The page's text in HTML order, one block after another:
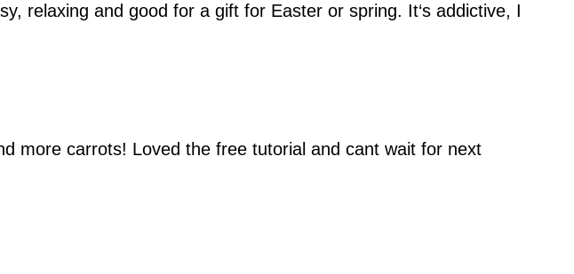
relaxing and good for a gift for Easter or spring. It‘s addictive, I
more carrots! Loved the free tutorial and cant wait for next